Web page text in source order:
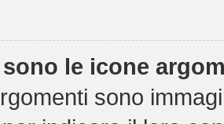
le icone
sono